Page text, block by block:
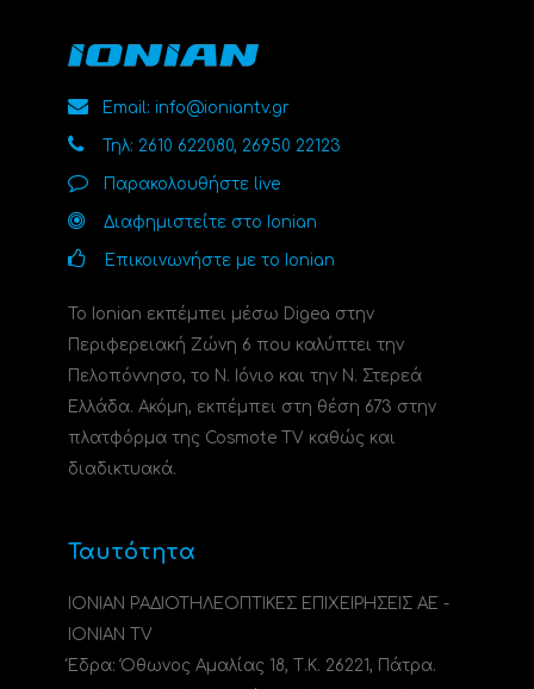
Email: info@ioniantv.gr
Τηλ: 2610 622080, 26950 22123
Παρακολουθήστε live
Διαφημιστείτε στο Ionian
Επικοινωνήστε με το Ionian
Το Ionian εκπέμπει μέσω Digea στην
Περιφερειακή Ζώνη 6 που καλύπτει την
Πελοπόννησο, το N. Ιόνιο και την Ν. Στερεά
Ελλάδα. Ακόμη, εκπέμπει στη θέση 673 στην
πλατφόρμα της Cosmote TV καθώς και
διαδικτυακά.
Ταυτότητα
ΙΟΝΙΑΝ ΡΑΔΙΟΤΗΛΕΟΠΤΙΚΕΣ ΕΠΙΧΕΙΡΗΣΕΙΣ ΑΕ -
IONIAN TV
Έδρα: Όθωνος Αμαλίας 18, Τ.Κ. 26221, Πάτρα.